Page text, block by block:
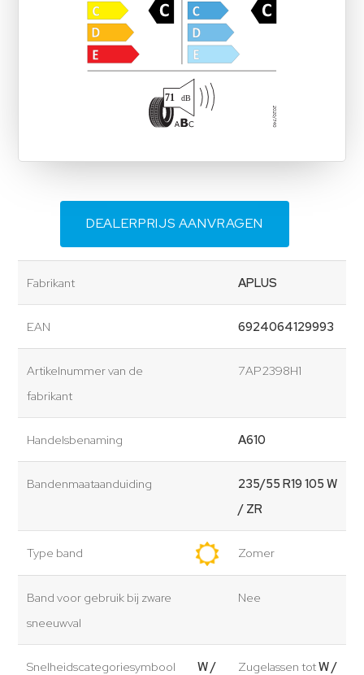
DEALERPRIJS AANVRAGEN
Fabrikant APLUS
EAN 6924064129993
Artikelnummer van de
fabrikant
7AP2398H1
Handelsbenaming A610
Bandenmaataanduiding
235/55 R19 105 W
/ ZR
Type band Zomer
Band voor gebruik bij zware
sneeuwval
Nee
Snelheidscategoriesymbool
W /
Zugelassen totW /